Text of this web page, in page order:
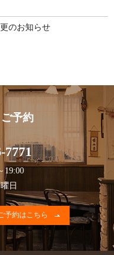
のお知らせ
予約
7771
19:00
日
予約はこちら